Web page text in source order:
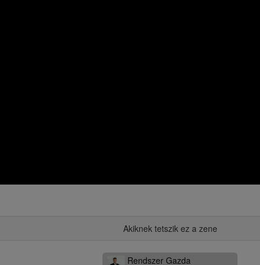
Akiknek tetszik ez a zene
Rendszer Gazda